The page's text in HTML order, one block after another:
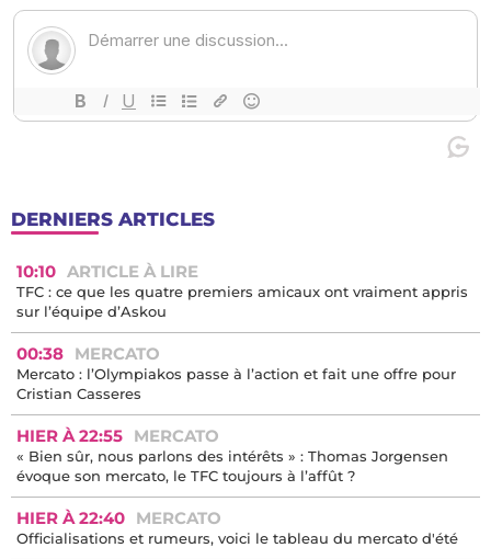
DERNIERS ARTICLES
10:10 ARTICLE À LIRE
TFC : ce que les quatre premiers amicaux ont vraiment appris
sur l’équipe d’Askou
00:38 MERCATO
Mercato : l’Olympiakos passe à l’action et fait une offre pour
Cristian Casseres
HIER À 22:55 MERCATO
« Bien sûr, nous parlons des intérêts » : Thomas Jorgensen
évoque son mercato, le TFC toujours à l’affût ?
HIER À 22:40 MERCATO
Officialisations et rumeurs, voici le tableau du mercato d'été